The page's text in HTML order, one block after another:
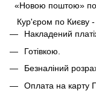
«Новою поштою» по
Кур'єром по Києву -
Накладений
Готівкою.
Безналіний
Оплата на карту